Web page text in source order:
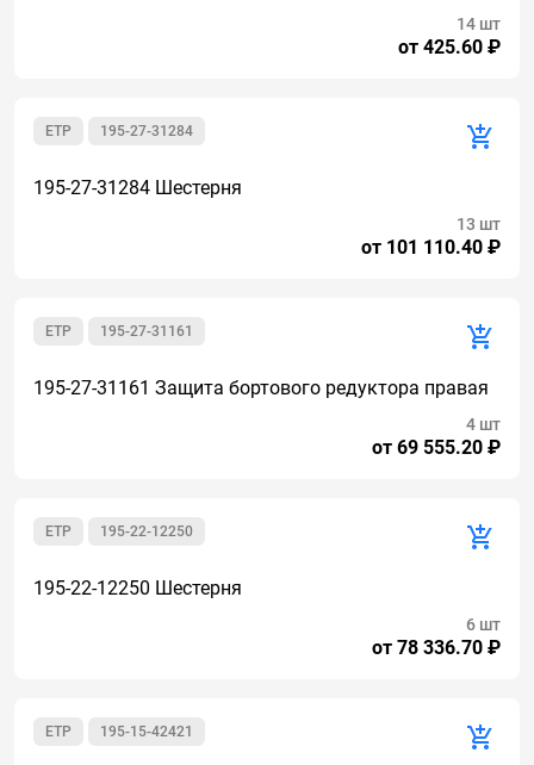
от 425.60 ₽
14 шт
195-27-31284
ETP
195-27-31284 Шестерня
от 101 110.40 ₽
13 шт
195-27-31161
ETP
195-27-31161 Защита бортового редуктора правая
от 69 555.20 ₽
4 шт
195-22-12250
ETP
195-22-12250 Шестерня
от 78 336.70 ₽
6 шт
195-15-42421
ETP